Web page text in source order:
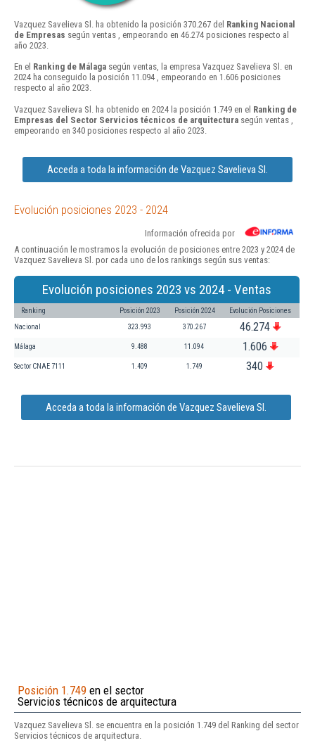
Vazquez Savelieva Sl. ha obtenido la posición 370.267 del Ranking Nacional
de Empresas según ventas , empeorando en 46.274 posiciones respecto al
año 2023.
En el Ranking de Málaga según ventas, la empresa Vazquez Savelieva Sl. en
2024 ha conseguido la posición 11.094 , empeorando en 1.606 posiciones
respecto al año 2023.
Vazquez Savelieva Sl. ha obtenido en 2024 la posición 1.749 en el Ranking de
Empresas del Sector Servicios técnicos de arquitectura según ventas ,
empeorando en 340 posiciones respecto al año 2023.
Acceda a toda la información de Vazquez Savelieva Sl.
Evolución posiciones 2023 - 2024
Información ofrecida por
A continuación le mostramos la evolución de posiciones entre 2023 y 2024 de
Vazquez Savelieva Sl. por cada uno de los rankings según sus ventas:
Evolución posiciones 2023 vs 2024 - Ventas
Ranking Posición 2023 Posición 2024 Evolución Posiciones
Nacional 323.993 370.267 46.274
Málaga 9.488 11.094 1.606
Sector CNAE 7111 1.409 1.749 340
Acceda a toda la información de Vazquez Savelieva Sl.
Posición 1.749 en el sector
Servicios técnicos de arquitectura
Vazquez Savelieva Sl. se encuentra en la posición 1.749 del Ranking del sector
Servicios técnicos de arquitectura.